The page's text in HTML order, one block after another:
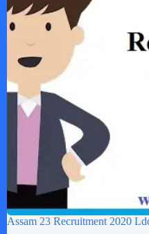
Assam 23 Recruitment 2020